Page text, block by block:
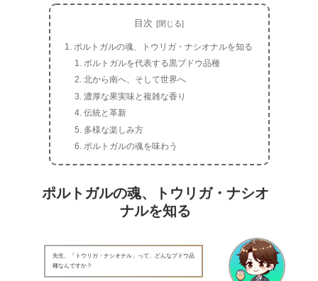
目次
ポルトガルの魂、トウリガ・ナシオナルを知る
ポルトガルを代表する黒ブドウ品種
北から南へ、そして世界へ
濃厚な果実味と複雑な香り
伝統と革新
多様な楽しみ方
ポルトガルの魂を味わう
ポルトガルの魂、トウリガ・ナシオ
ナルを知る
先生、「トウリガ・ナシオナル」って、どんなブドウ品
種なんですか？